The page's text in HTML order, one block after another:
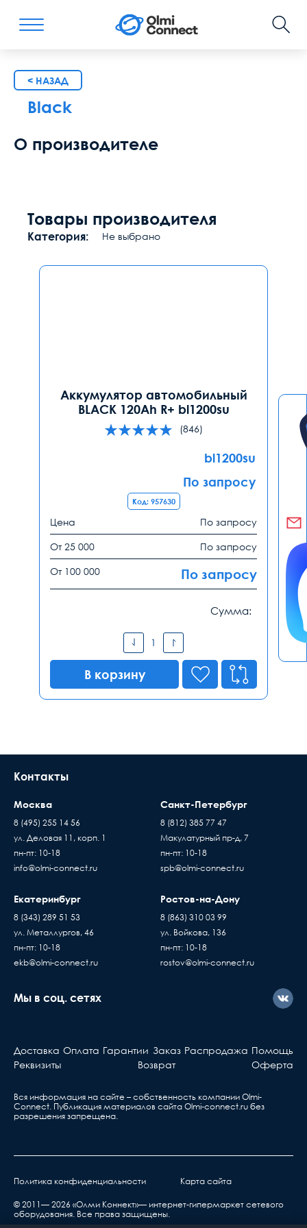
< НАЗАД
Black
О производителе
Товары производителя
Категория: Не выбрано
Аккумулятор автомобильный
BLACK 120Ah R+ bl1200su
(846)
bl1200su
По запросу
Код: 957630
Цена По запросу
От 25 000 По запросу
От 100 000 По запросу
Сумма:
В корзину
Контакты
Москва
8 (495) 255 14 56
ул. Деловая 11, корп. 1
пн-пт: 10-18
info@olmi-connect.ru
Санкт-Петербург
8 (812) 385 77 47
Макулатурный пр-д, 7
пн-пт: 10-18
spb@olmi-connect.ru
Екатеринбург
8 (343) 289 51 53
ул. Металлургов, 46
пн-пт: 10-18
ekb@olmi-connect.ru
Ростов-на-Дону
8 (863) 310 03 99
ул. Войкова, 136
пн-пт: 10-18
rostov@olmi-connect.ru
Мы в соц. сетях
Доставка Оплата Гарантии Заказ Распродажа Помощь
Реквизиты
Возврат Оферта
Вся информация на сайте – собственность компании Olmi-
Сonnect. Публикация материалов сайта Olmi-connect.ru без
разрешения запрещена.
Политика конфиденциальности Карта сайта
© 2011— 2026 «Олми Коннект»— интернет-гипермаркет сетевого
оборудования. Все права защищены.